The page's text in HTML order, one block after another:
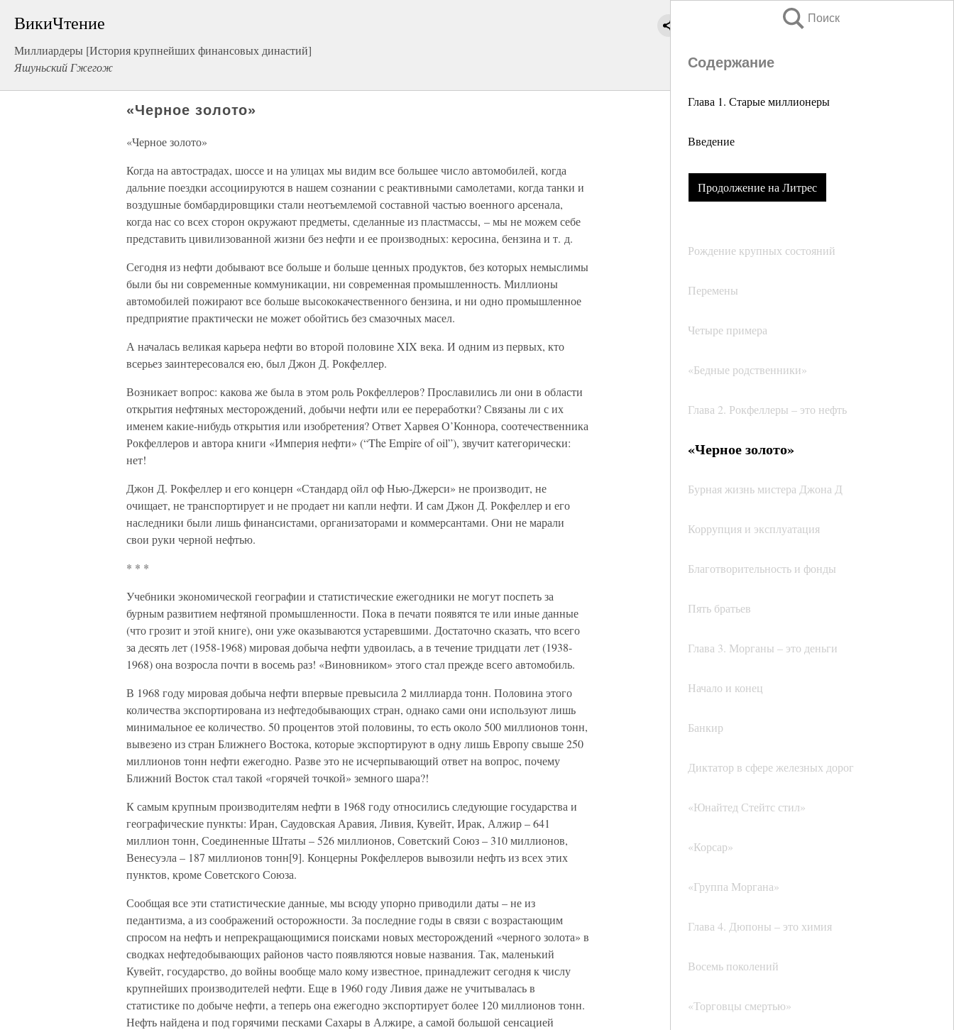
ВикиЧтение
Миллиардеры [История крупнейших финансовых династий]
Яшуньский Гжегож
Поиск
Содержание
Глава 1. Старые миллионеры
Введение
Продолжение на Литрес
Рождение крупных состояний
Перемены
Четыре примера
«Бедные родственники»
Глава 2. Рокфеллеры – это нефть
«Черное золото»
Бурная жизнь мистера Джона Д
Коррупция и эксплуатация
Благотворительность и фонды
Пять братьев
Глава 3. Морганы – это деньги
Начало и конец
Банкир
Диктатор в сфере железных дорог
«Юнайтед Стейтс стил»
«Корсар»
«Группа Моргана»
Глава 4. Дюпоны – это химия
Восемь поколений
«Торговцы смертью»
«Черное золото»
«Черное золото»
Когда на автострадах, шоссе и на улицах мы видим все большее число автомобилей, когда
дальние поездки ассоциируются в нашем сознании с реактивными самолетами, когда танки и
воздушные бомбардировщики стали неотъемлемой составной частью военного арсенала,
когда нас со всех сторон окружают предметы, сделанные из пластмассы, – мы не можем себе
представить цивилизованной жизни без нефти и ее производных: керосина, бензина и т. д.
Сегодня из нефти добывают все больше и больше ценных продуктов, без которых немыслимы
были бы ни современные коммуникации, ни современная промышленность. Миллионы
автомобилей пожирают все больше высококачественного бензина, и ни одно промышленное
предприятие практически не может обойтись без смазочных масел.
А началась великая карьера нефти во второй половине XIX века. И одним из первых, кто
всерьез заинтересовался ею, был Джон Д. Рокфеллер.
Возникает вопрос: какова же была в этом роль Рокфеллеров? Прославились ли они в области
открытия нефтяных месторождений, добычи нефти или ее переработки? Связаны ли с их
именем какие-нибудь открытия или изобретения? Ответ Харвея О’Коннора, соотечественника
Рокфеллеров и автора книги «Империя нефти» (“The Empire of oil”), звучит категорически:
нет!
Джон Д. Рокфеллер и его концерн «Стандард ойл оф Нью-Джерси» не производит, не
очищает, не транспортирует и не продает ни капли нефти. И сам Джон Д. Рокфеллер и его
наследники были лишь финансистами, организаторами и коммерсантами. Они не марали
свои руки черной нефтью.
* * *
Учебники экономической географии и статистические ежегодники не могут поспеть за
бурным развитием нефтяной промышленности. Пока в печати появятся те или иные данные
(что грозит и этой книге), они уже оказываются устаревшими. Достаточно сказать, что всего
за десять лет (1958-1968) мировая добыча нефти удвоилась, а в течение тридцати лет (1938-
1968) она возросла почти в восемь раз! «Виновником» этого стал прежде всего автомобиль.
В 1968 году мировая добыча нефти впервые превысила 2 миллиарда тонн. Половина этого
количества экспортирована из нефтедобывающих стран, однако сами они используют лишь
минимальное ее количество. 50 процентов этой половины, то есть около 500 миллионов тонн,
вывезено из стран Ближнего Востока, которые экспортируют в одну лишь Европу свыше 250
миллионов тонн нефти ежегодно. Разве это не исчерпывающий ответ на вопрос, почему
Ближний Восток стал такой «горячей точкой» земного шара?!
К самым крупным производителям нефти в 1968 году относились следующие государства и
географические пункты: Иран, Саудовская Аравия, Ливия, Кувейт, Ирак, Алжир – 641
миллион тонн, Соединенные Штаты – 526 миллионов, Советский Союз – 310 миллионов,
Венесуэла – 187 миллионов тонн[9]. Концерны Рокфеллеров вывозили нефть из всех этих
пунктов, кроме Советского Союза.
Сообщая все эти статистические данные, мы всюду упорно приводили даты – не из
педантизма, а из соображений осторожности. За последние годы в связи с возрастающим
спросом на нефть и непрекращающимися поисками новых месторождений «черного золота» в
сводках нефтедобывающих районов часто появляются новые названия. Так, маленький
Кувейт, государство, до войны вообще мало кому известное, принадлежит сегодня к числу
крупнейших производителей нефти. Еще в 1960 году Ливия даже не учитывалась в
статистике по добыче нефти, а теперь она ежегодно экспортирует более 120 миллионов тонн.
Нефть найдена и под горячими песками Сахары в Алжире, а самой большой сенсацией